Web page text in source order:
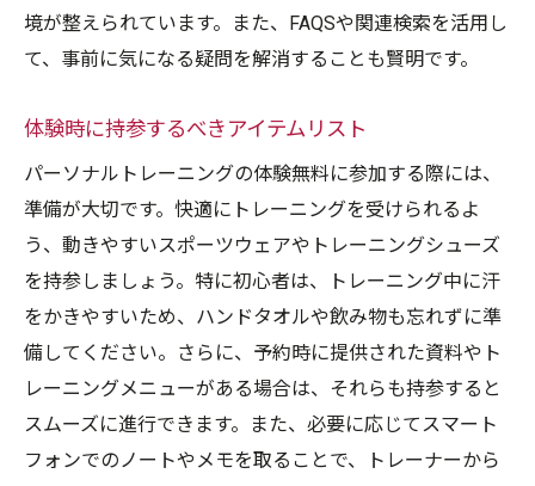
境が整えられています。また、FAQSや関連検索を活用し
て、事前に気になる疑問を解消することも賢明です。
体験時に持参するべきアイテムリスト
パーソナルトレーニングの体験無料に参加する際には、
準備が大切です。快適にトレーニングを受けられるよ
う、動きやすいスポーツウェアやトレーニングシューズ
を持参しましょう。特に初心者は、トレーニング中に汗
をかきやすいため、ハンドタオルや飲み物も忘れずに準
備してください。さらに、予約時に提供された資料やト
レーニングメニューがある場合は、それらも持参すると
スムーズに進行できます。また、必要に応じてスマート
フォンでのノートやメモを取ることで、トレーナーから